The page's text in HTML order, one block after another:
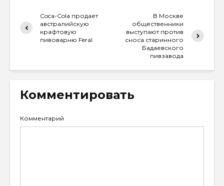
Coca-Cola продает
австралийскую
крафтовую
пивоварню Feral
В Москве
общественники
выступают против
сноса старинного
Бадаевского
пивзавода
Комментировать
Комментарий